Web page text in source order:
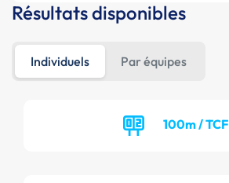
Résultats disponibles
Individuels Par équipes
100m / TCF